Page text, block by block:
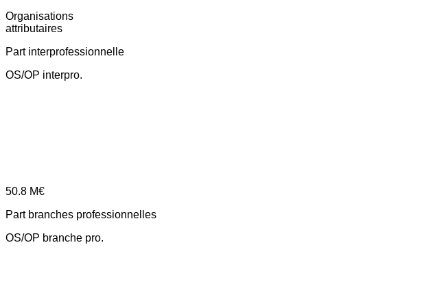
Organisations
attributaires
Part interprofessionnelle
OS/OP interpro.
50.8 M€
Part branches professionnelles
OS/OP branche pro.